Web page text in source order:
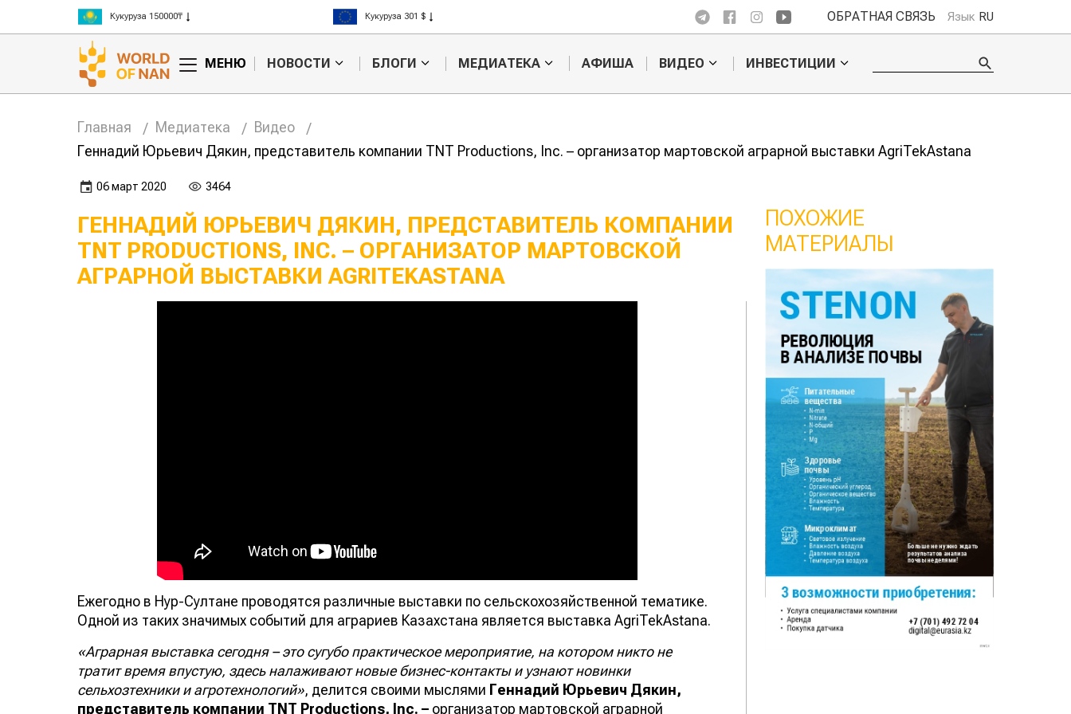
Кукуруза 150000₸
Рис 300000₸
Пшеница 3 класс 125000₸
Кукуруза 301 $
Рис 408 $
ОБРАТНАЯ СВЯЗЬ Язык RU
МЕНЮ НОВОСТИ БЛОГИ МЕДИАТЕКА АФИША ВИДЕО ИНВЕСТИЦИИ
Главная Медиатека
Видео
Геннадий Юрьевич Дякин, представитель компании TNT Productions, Inc. – организатор мартовской аграрной выставки AgriTekAstana
06 март 2020 3464
ГЕННАДИЙ ЮРЬЕВИЧ ДЯКИН, ПРЕДСТАВИТЕЛЬ КОМПАНИИ
TNT PRODUCTIONS, INC. – ОРГАНИЗАТОР МАРТОВСКОЙ
АГРАРНОЙ ВЫСТАВКИ AGRITEKASTANA
Ежегодно в Нур-Султане проводятся различные выставки по сельскохозяйственной тематике.
Одной из таких значимых событий для аграриев Казахстана является выставка AgriTekAstana.
«Аграрная выставка сегодня – это сугубо практическое мероприятие, на котором никто не
тратит время впустую, здесь налаживают новые бизнес-контакты и узнают новинки
сельхозтехники и агротехнологий», делится своими мыслями Геннадий Юрьевич Дякин,
представитель компании TNT Productions, Inc. – организатор мартовской аграрной
ПОХОЖИЕ
МАТЕРИАЛЫ